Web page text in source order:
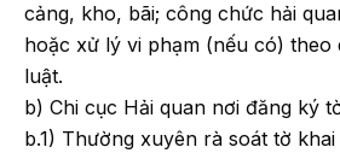
cảng, kho, bãi; công chức hải
hoặc xử lý vi phạm (nếu có) theo
luật.
b) Chi cục Hải quan nơi đăng ký
b.1) Thường xuyên rà soát tờ